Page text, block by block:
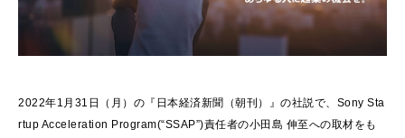
2022年1月31日（月）の『日本経済新聞（朝刊）』の社説で、Sony Sta
rtup Acceleration Program(“SSAP”)責任者の小田島 伸至への取材をも